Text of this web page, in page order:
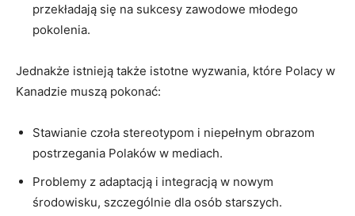
przekładają się na sukcesy zawodowe młodego
pokolenia.
Jednakże istnieją także istotne wyzwania, które Polacy w
Kanadzie muszą pokonać:
Stawianie czoła stereotypom i niepełnym obrazom
postrzegania Polaków w mediach.
Problemy z adaptacją i integracją w nowym
środowisku, szczególnie dla osób starszych.